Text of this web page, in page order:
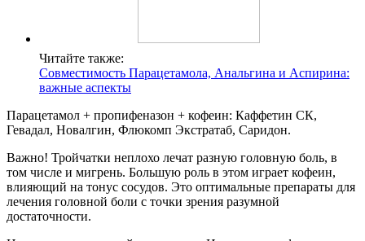
Читайте также:
Совместимость Парацетамола, Анальгина и Аспирина:
важные аспекты
Парацетамол + пропифеназон + кофеин: Каффетин СК,
Гевадал, Новалгин, Флюкомп Экстратаб, Саридон.
Важно! Тройчатки неплохо лечат разную головную боль, в
том числе и мигрень. Большую роль в этом играет кофеин,
влияющий на тонус сосудов. Это оптимальные препараты для
лечения головной боли с точки зрения разумной
достаточности.